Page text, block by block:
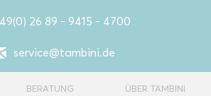
26 89 - 9415 - 4700
service@tambini.de
BERATUNG ÜBER TAMBINI